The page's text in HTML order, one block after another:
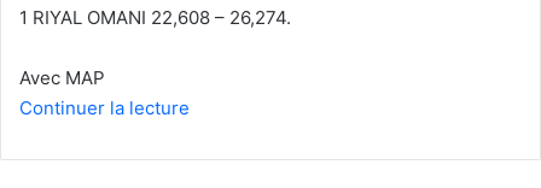
1 RIYAL OMANI 22,608 – 26,274.
Avec MAP
Continuer la lecture